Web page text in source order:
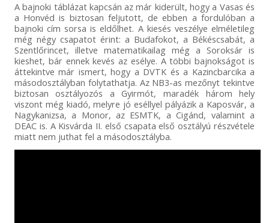
A bajnoki táblázat kapcsán az már kiderült, hogy a Vasas és
a Honvéd is biztosan feljutott, de ebben a fordulóban a
bajnoki cím sorsa is eldőlhet. A kiesés veszélye elméletileg
még négy csapatot érint: a Budafokot, a Békéscsabát, a
Szentlőrincet, illetve matematikailag még a Soroksár is
kieshet, bár ennek kevés az esélye. A többi bajnokságot is
áttekintve már ismert, hogy a DVTK és a Kazincbarcika a
másodosztályban folytathatja. Az NB3-as mezőnyt tekintve
biztosan osztályozós a Gyirmót, maradék három hely
viszont még kiadó, melyre jó eséllyel pályázik a Kaposvár, a
Nagykanizsa, a Monor, az ESMTK, a Cigánd, valamint a
DEAC is. A Kisvárda II. első csapata első osztályú részvétele
miatt nem juthat fel a másodosztályba.